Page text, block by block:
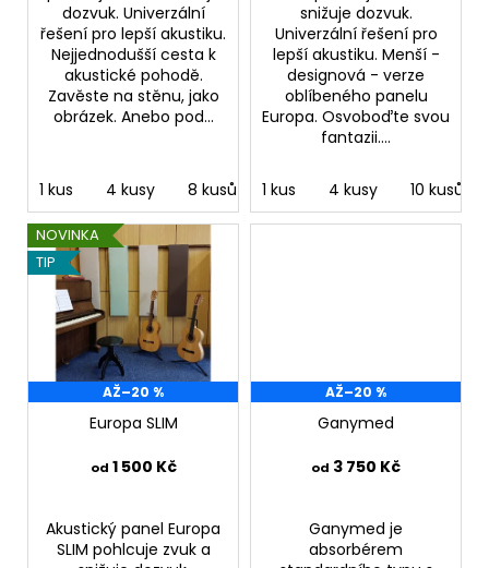
dozvuk. Univerzální
řešení pro lepší akustiku.
Nejjednodušší cesta k
akustické pohodě.
Zavěste na stěnu, jako
obrázek. Anebo pod...
1 kus 4 kusy 8 kusů
snižuje dozvuk.
Univerzální řešení pro
lepší akustiku. Menší -
designová - verze
oblíbeného panelu
Europa. Osvoboďte svou
fantazii....
1 kus 4 kusy 10 kusů
NOVINKA
TIP
AŽ–20 %
Europa SLIM
od 1 500 Kč
Akustický panel Europa
SLIM pohlcuje zvuk a
AŽ–20 %
Ganymed
od 3 750 Kč
Ganymed je
absorbérem